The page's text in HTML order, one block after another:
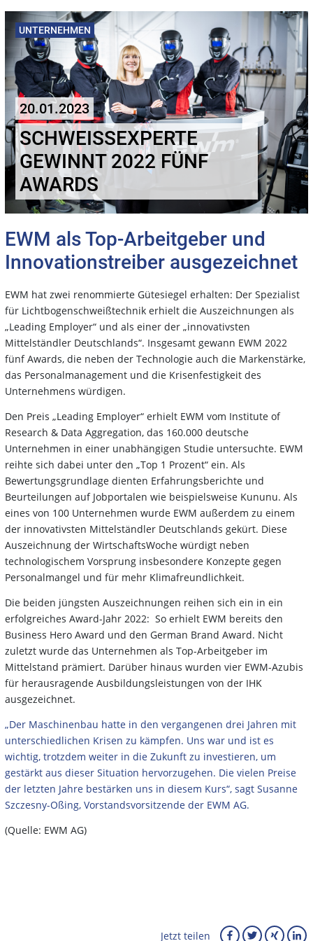
UNTERNEHMEN
20.01.2023
SCHWEISSEXPERTE G
EWINNT 2022 FÜNF A
WARDS
EWM als Top-Arbeitgeber und
Innovationstreiber ausgezeichnet
EWM hat zwei renommierte Gütesiegel erhalten: Der Spezialist
für Lichtbogenschweißtechnik erhielt die Auszeichnungen als
„Leading Employer“ und als einer der „innovativsten
Mittelständler Deutschlands“. Insgesamt gewann EWM 2022
fünf Awards, die neben der Technologie auch die Markenstärke,
das Personalmanagement und die Krisenfestigkeit des
Unternehmens würdigen.
Den Preis „Leading Employer“ erhielt EWM vom Institute of
Research & Data Aggregation, das 160.000 deutsche
Unternehmen in einer unabhängigen Studie untersuchte. EWM
reihte sich dabei unter den „Top 1 Prozent“ ein. Als
Bewertungsgrundlage dienten Erfahrungsberichte und
Beurteilungen auf Jobportalen wie beispielsweise Kununu. Als
eines von 100 Unternehmen wurde EWM außerdem zu einem
der innovativsten Mittelständler Deutschlands gekürt. Diese
Auszeichnung der WirtschaftsWoche würdigt neben
technologischem Vorsprung insbesondere Konzepte gegen
Personalmangel und für mehr Klimafreundlichkeit.
Die beiden jüngsten Auszeichnungen reihen sich ein in ein
erfolgreiches Award-Jahr 2022: So erhielt EWM bereits den
Business Hero Award und den German Brand Award. Nicht
zuletzt wurde das Unternehmen als Top-Arbeitgeber im
Mittelstand prämiert. Darüber hinaus wurden vier EWM-Azubis
für herausragende Ausbildungsleistungen von der IHK
ausgezeichnet.
„Der Maschinenbau hatte in den vergangenen drei Jahren mit
unterschiedlichen Krisen zu kämpfen. Uns war und ist es
wichtig, trotzdem weiter in die Zukunft zu investieren, um
gestärkt aus dieser Situation hervorzugehen. Die vielen Preise
der letzten Jahre bestärken uns in diesem Kurs“, sagt Susanne
Szczesny-Oßing, Vorstandsvorsitzende der EWM AG.
(Quelle: EWM AG)
Jetzt teilen